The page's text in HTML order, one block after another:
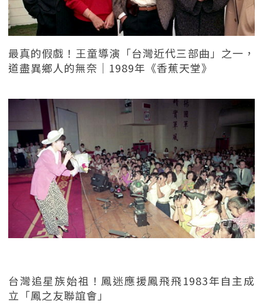
最真的假戲！王童導演「台灣近代三部曲」之一，
道盡異鄉人的無奈｜1989年《香蕉天堂》
台灣追星族始祖！鳳迷應援鳳飛飛1983年自主成
立「鳳之友聯誼會」